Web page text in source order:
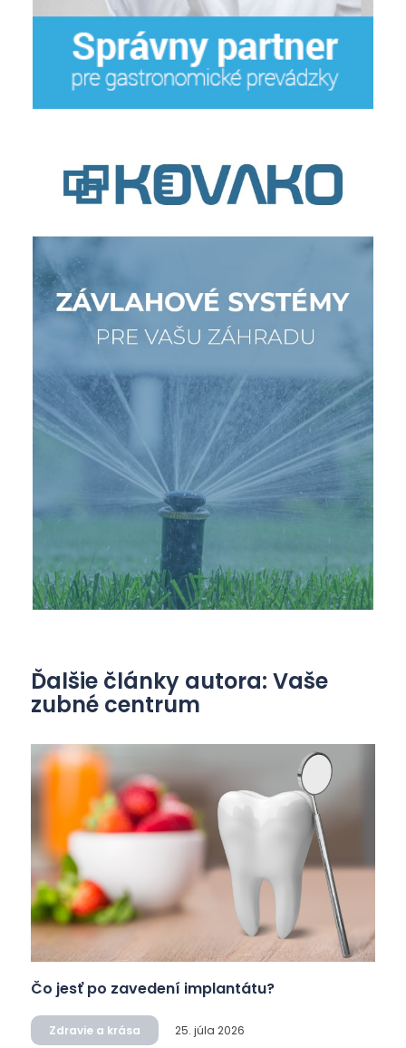
Ďalšie články autora: Vaše
zubné centrum
Čo jesť po zavedení implantátu?
Zdravie a krása 25. júla 2026